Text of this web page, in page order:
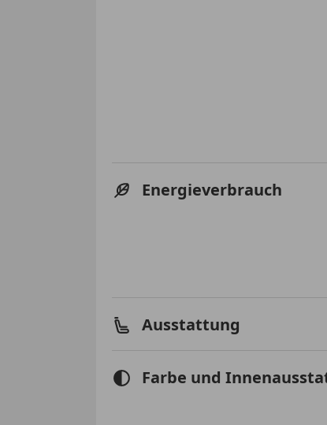
Energieverbrauch
Ausstattung
Farbe und